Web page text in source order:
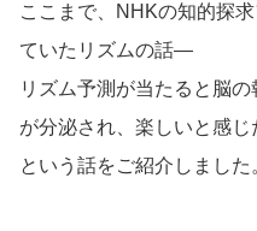
ここまで、NHKの知的探
ていたリズムの話―
リズム予測が当たると脳
が分泌され、楽しいと感じ
という話をご紹介しました